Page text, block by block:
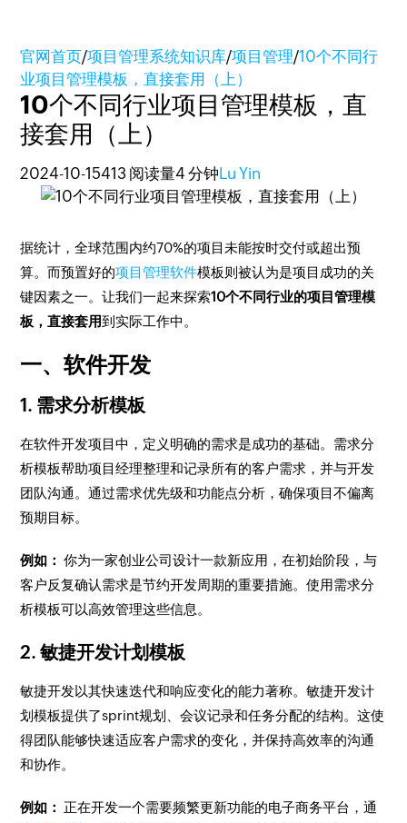
官网首页/项目管理系统知识库/项目管理/10个不同行
业项目管理模板，直接套用（上）
10个不同行业项目管理模板，直
接套用（上）
2024-10-15413 阅读量4 分钟 Lu Yin
据统计，全球范围内约70%的项目未能按时交付或超出预
算。而预置好的项目管理软件模板则被认为是项目成功的关
键因素之一。让我们一起来探索10个不同行业的项目管理模
板，直接套用到实际工作中。
一、软件开发
1. 需求分析模板
在软件开发项目中，定义明确的需求是成功的基础。需求分
析模板帮助项目经理整理和记录所有的客户需求，并与开发
团队沟通。通过需求优先级和功能点分析，确保项目不偏离
预期目标。
例如：你为一家创业公司设计一款新应用，在初始阶段，与
客户反复确认需求是节约开发周期的重要措施。使用需求分
析模板可以高效管理这些信息。
2. 敏捷开发计划模板
敏捷开发以其快速迭代和响应变化的能力著称。敏捷开发计
划模板提供了sprint规划、会议记录和任务分配的结构。这使
得团队能够快速适应客户需求的变化，并保持高效率的沟通
和协作。
例如： 正在开发一个需要频繁更新功能的电子商务平台，通